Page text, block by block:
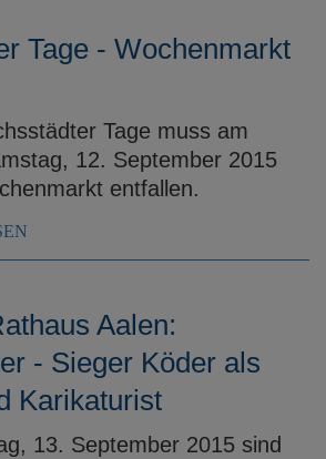
Tage - Wochenmarkt
Tage muss am
12. September 2015
entfallen.
Aalen:
- Sieger Köder als
Karikaturist
13. September 2015 sind